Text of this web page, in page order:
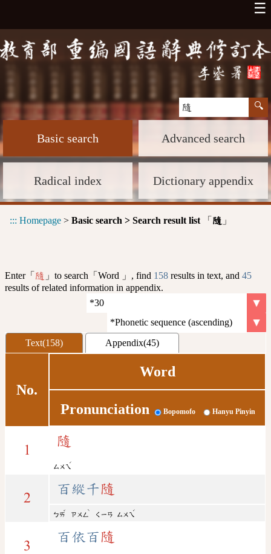
☰
Basic search Advanced search
Radical index Dictionary appendix
::: Homepage > Basic search > Search result list 「 隨 」
Enter「 隨 」to search「Word 」, find 158 results in text, and 45
results of related information in appendix.
Text(158) Appendix(45)
No.
Word
Pronunciation Bopomofo Hanyu Pinyin
1
隨
ㄙㄨㄟ
ˊ
2
百縱千隨
ㄅㄞ
ˇ
ㄗㄨㄥ
ˋ
ㄑㄧㄢ ㄙㄨㄟ
ˊ
3
百依百隨